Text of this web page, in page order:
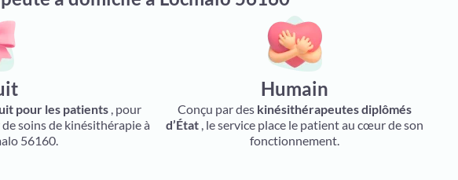
pour les patients , pour
soins de kinésithérapie à
56160.
Humain
Conçu par des kinésithérapeutes diplômés
d’État , le service place le patient au cœur de son
fonctionnement.